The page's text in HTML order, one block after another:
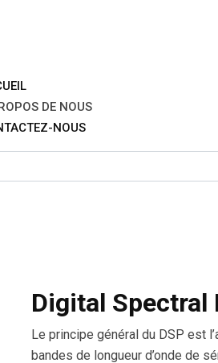
DE NOUS
NOUS
Digital Spectral
Le principe général du DSP est
bandes de longueur d’onde de